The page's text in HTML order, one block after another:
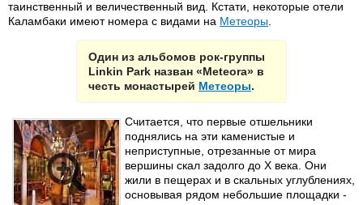
таинственный и величественный вид. Кстати, некоторые отели
Каламбаки имеют номера с видами на Метеоры
Один из альбомов рок-группы
Linkin Park назван «Meteora» в
честь монастырей Метеоры.
Считается, что первые отшельники
поднялись на эти каменистые и
неприступные, отрезанные от мира
вершины скал задолго до X века. Они
жили в пещерах и в скальных углублениях,
основывая рядом небольшие площадки -